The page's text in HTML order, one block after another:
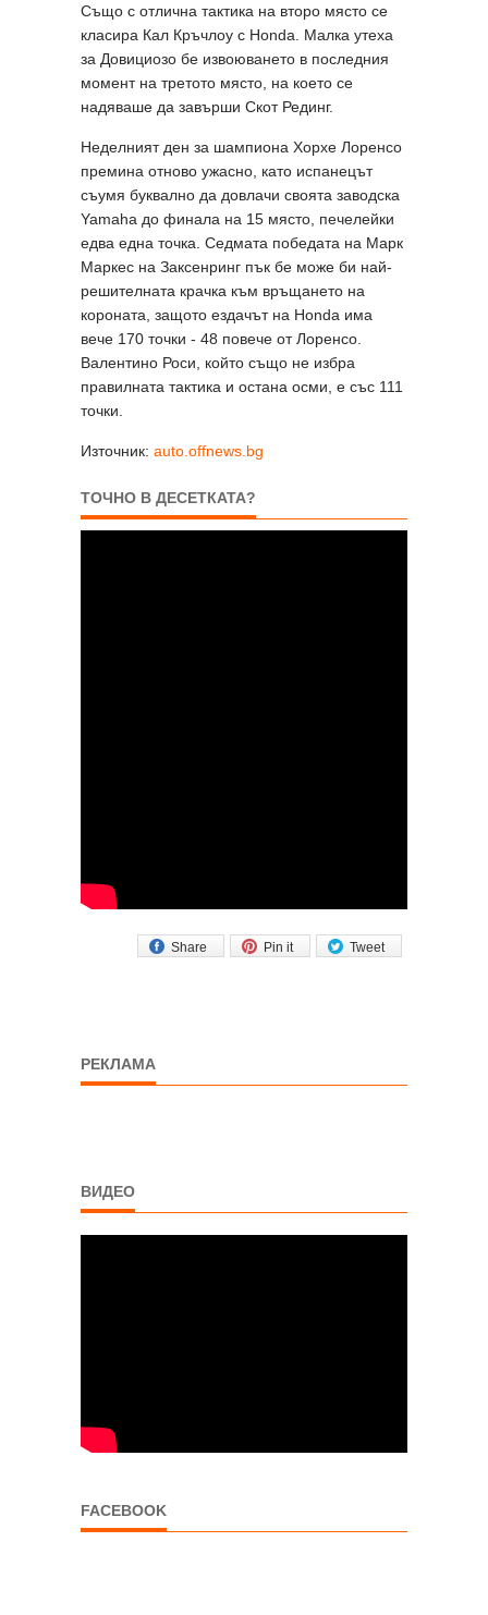
Също с отлична тактика на второ място се
класира Кал Кръчлоу с Honda. Малка утеха
за Довициозо бе извоюването в последния
момент на третото място, на което се
надяваше да завърши Скот Рединг.
Неделният ден за шампиона Хорхе Лоренсо
премина отново ужасно, като испанецът
съумя буквално да довлачи своята заводска
Yamaha до финала на 15 място, печелейки
едва една точка. Седмата победата на Марк
Маркес на Заксенринг пък бе може би най-
решителната крачка към връщането на
короната, защото ездачът на Honda има
вече 170 точки - 48 повече от Лоренсо.
Валентино Роси, който също не избра
правилната тактика и остана осми, е със 111
точки.
Източник: auto.offnews.bg
ТОЧНО В ДЕСЕТКАТА?
Tweet
Pin it
Share
РЕКЛАМА
ВИДЕО
FACEBOOK